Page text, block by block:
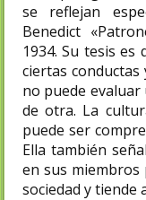
se reflejan
Benedict
1934. Su tesis
ciertas conductas
no puede
de otra. La
puede ser
Ella también
en sus
sociedad y tiende